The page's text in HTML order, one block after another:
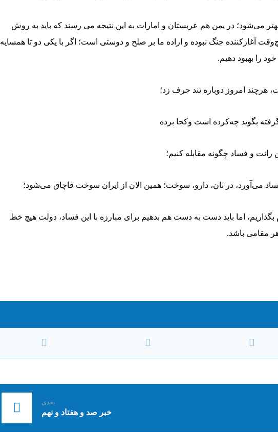
می‌شود؛ در یمن هم عربستان و امارات به این نتیجه می رسند که باید به روش
آغازکننده جنگ نبوده و اراده ما بر صلح و دوستی است؛ اگر با یکی دو تا همسایه
را بهبود دهیم.
امروز دوباره تند حرف زد؛
بگوید چه‌کرده است و‌کجا برده
رانت و فساد چگونه مقابله کنیم؛
می‌آورد، در نان، دارو، سوخت؛ همین الان از ایران سوخت قاچاق می‌شود؛
بگذاریم، اما باید دست به دست هم بدهیم برای مبارزه با این فساد، دولت هیچ خط
مقامی باشد.
بعدی
خبر صد و هفتاد و نهم